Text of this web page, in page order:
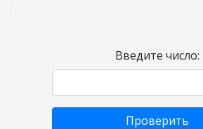
Введите число:
Проверить